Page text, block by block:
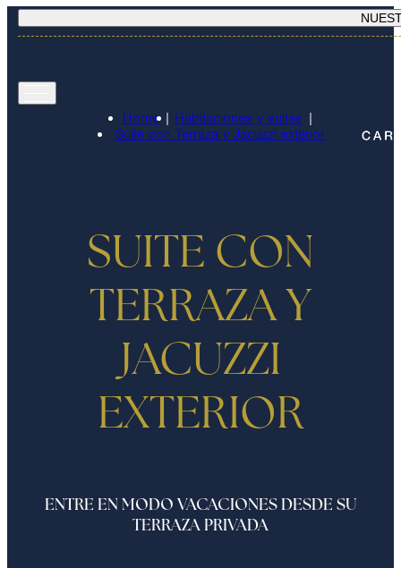
Home| Habitaciones y suites |
Suite con Terraza y Jacuzzi exterior
SUITE CON
TERRAZA Y
JACUZZI
EXTERIOR
ENTRE EN MODO VACACIONES DESDE SU
TERRAZA PRIVADA